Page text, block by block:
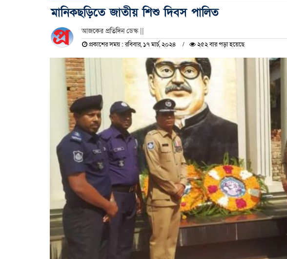
মানিকছড়িতে জাতীয় শিশু দিবস পালিত
আজকের প্রতিদিন ডেস্ক ||
প্রকাশের সময় : রবিবার, ১৭ মার্চ, ২০২৪ ২৫২ বার পড়া হয়েছে